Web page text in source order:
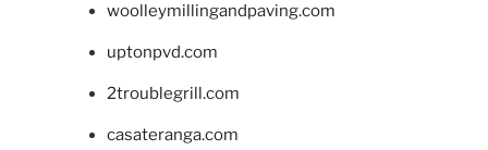
woolleymillingandpaving.com
uptonpvd.com
2troublegrill.com
casateranga.com